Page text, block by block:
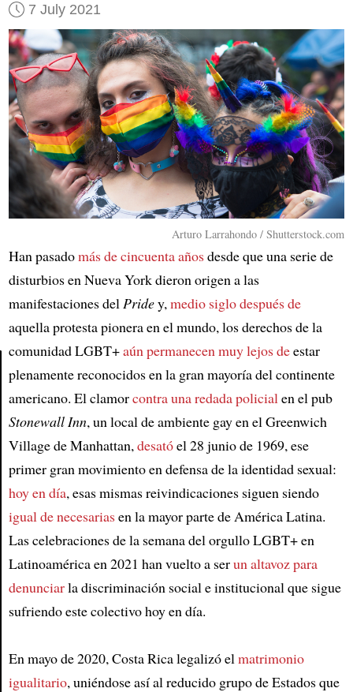
Article
7 July 2021
Arturo Larrahondo / Shutterstock.com
Han pasadomás de cincuenta añosdesde que una serie de
disturbios en Nueva York dieron origen a las
manifestaciones delPridey,medio siglo después de
aquella protesta pionera en el mundo, los derechos de la
comunidad LGBT+aún permanecen muy lejos deestar
plenamente reconocidos en la gran mayoría del continente
americano. El clamorcontra una redada policialen el pub
Stonewall Inn, un local de ambiente gay en el Greenwich
Village de Manhattan,desatóel 28 junio de 1969, ese
primer gran movimiento en defensa de la identidad sexual:
hoy en día, esas mismas reivindicaciones siguen siendo
igual de necesariasen la mayor parte de América Latina.
Las celebraciones de la semana del orgullo LGBT+ en
Latinoamérica en 2021 han vuelto a serun altavoz para
denunciarla discriminación social e institucional que sigue
sufriendo este colectivo hoy en día.
En mayo de 2020, Costa Rica legalizó elmatrimonio
igualitario, uniéndose así al reducido grupo de Estados que